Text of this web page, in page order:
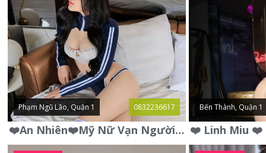
Phạm Ngũ Lão, Quận 1 0832236617
❤️An Nhiên❤️Mỹ Nữ Vạn Người Mê,Da Trắng, Mặt Xynh, Đẹp Từng
Bến Thành, Quận 1